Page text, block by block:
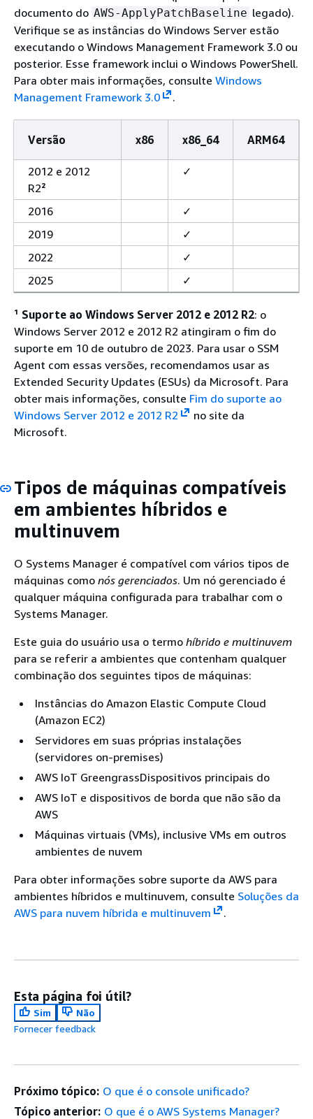
documento do AWS-ApplyPatchBaseline legado).
Verifique se as instâncias do Windows Server estão
executando o Windows Management Framework 3.0 ou
posterior. Esse framework inclui o Windows PowerShell.
Para obter mais informações, consulte Windows
Management Framework 3.0
.
Versão x86 x86_64 ARM64
2012 e 2012
R2²
✓
2016
✓
2019
✓
2022
✓
2025
✓
¹ Suporte ao Windows Server 2012 e 2012 R2: o
Windows Server 2012 e 2012 R2 atingiram o fim do
suporte em 10 de outubro de 2023. Para usar o SSM
Agent com essas versões, recomendamos usar as
Extended Security Updates (ESUs) da Microsoft. Para
obter mais informações, consulte Fim do suporte ao
Windows Server 2012 e 2012 R2
no site da
Microsoft.
Tipos de máquinas compatíveis
em ambientes híbridos e
multinuvem
O Systems Manager é compatível com vários tipos de
máquinas como nós gerenciados. Um nó gerenciado é
qualquer máquina configurada para trabalhar com o
Systems Manager.
Este guia do usuário usa o termo híbrido e multinuvem
para se referir a ambientes que contenham qualquer
combinação dos seguintes tipos de máquinas:
Instâncias do Amazon Elastic Compute Cloud
(Amazon EC2)
Servidores em suas próprias instalações
(servidores on-premises)
AWS IoT GreengrassDispositivos principais do
AWS IoT e dispositivos de borda que não são da
AWS
Máquinas virtuais (VMs), inclusive VMs em outros
ambientes de nuvem
Para obter informações sobre suporte da AWS para
ambientes híbridos e multinuvem, consulte Soluções da
AWS para nuvem híbrida e multinuvem
.
Esta página foi útil?
Sim
Não
Fornecer feedback
Próximo tópico: O que é o console unificado?
Tópico anterior: O que é o AWS Systems Manager?